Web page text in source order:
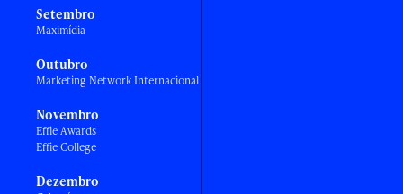
Setembro
Maximídia
Outubro
Marketing Network Internacional
Novembro
Effie Awards
Effie College
Dezembro